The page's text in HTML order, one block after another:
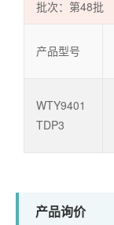
批次：第48批
产品型号
WTY9401
TDP3
产品询价